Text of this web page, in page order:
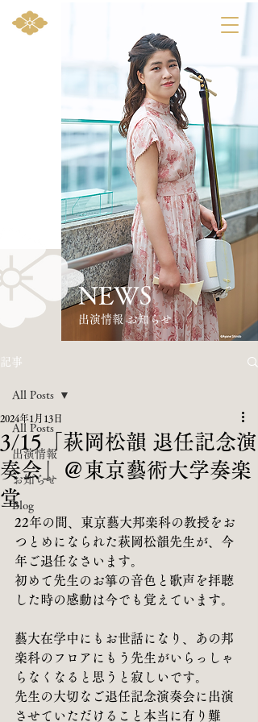
記事
All Posts
出演情報
お知らせ
Blog
All Posts
3/15「萩岡松韻 退任記念演
奏会」＠東京藝術大学奏楽
堂
2024年1月13日
22年の間、東京藝大邦楽科の教授をお
つとめになられた萩岡松韻先生が、今
年ご退任なさいます。
初めて先生のお箏の音色と歌声を拝聴
した時の感動は今でも覚えています。
藝大在学中にもお世話になり、あの邦
楽科のフロアにもう先生がいらっしゃ
らなくなると思うと寂しいです。
先生の大切なご退任記念演奏会に出演
させていただけること本当に有り難
NEWS
​出演情報 お知らせ